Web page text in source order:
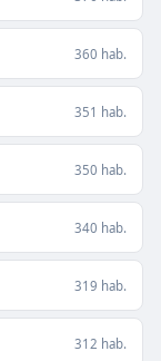
360 hab.
351 hab.
350 hab.
340 hab.
319 hab.
312 hab.